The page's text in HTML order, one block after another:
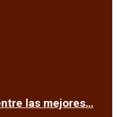
las mejores…